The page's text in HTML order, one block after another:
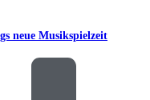
neue Musikspielzeit